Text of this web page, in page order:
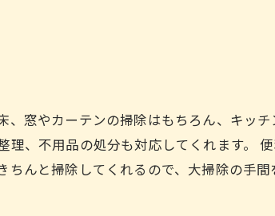
窓やカーテンの掃除はもちろん、キッチ
、不用品の処分も対応してくれます。
んと掃除してくれるので、大掃除の手間